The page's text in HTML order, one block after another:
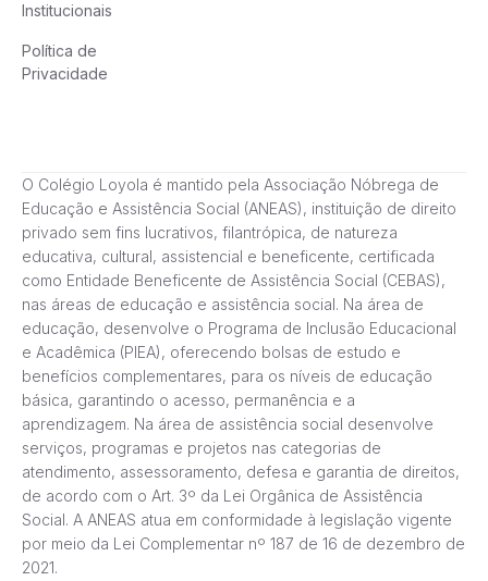
Institucionais
Política de
Privacidade
O Colégio Loyola é mantido pela Associação Nóbrega de
Educação e Assistência Social (ANEAS), instituição de direito
privado sem fins lucrativos, filantrópica, de natureza
educativa, cultural, assistencial e beneficente, certificada
como Entidade Beneficente de Assistência Social (CEBAS),
nas áreas de educação e assistência social. Na área de
educação, desenvolve o Programa de Inclusão Educacional
e Acadêmica (PIEA), oferecendo bolsas de estudo e
benefícios complementares, para os níveis de educação
básica, garantindo o acesso, permanência e a
aprendizagem. Na área de assistência social desenvolve
serviços, programas e projetos nas categorias de
atendimento, assessoramento, defesa e garantia de direitos,
de acordo com o Art. 3º da Lei Orgânica de Assistência
Social. A ANEAS atua em conformidade à legislação vigente
por meio da Lei Complementar nº 187 de 16 de dezembro de
2021.